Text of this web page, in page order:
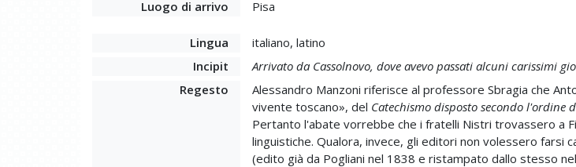
Luogo di arrivo
Pisa
Lingua
italiano, latino
Incipit
Arrivato da Cassolnovo, dove avevo passati alcuni carissimi
Regesto
Alessandro Manzoni riferisce al professore Sbragia che
vivente toscano», del Catechismo disposto secondo l'ordine
Pertanto l'abate vorrebbe che i fratelli Nistri trovassero a
linguistiche. Qualora, invece, gli editori non volessero farsi
(edito già da Pogliani nel 1838 e ristampato dallo stesso